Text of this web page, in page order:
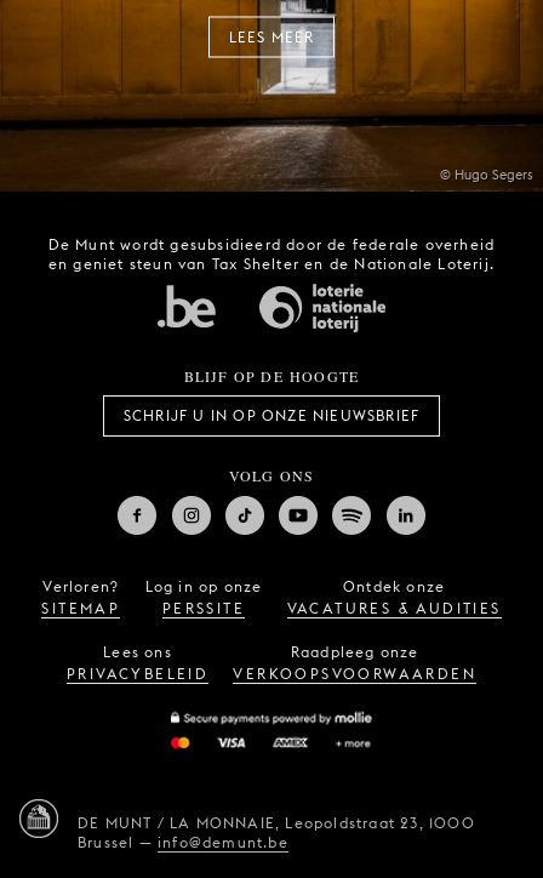
© Hugo Segers
LEES MEER
De Munt wordt gesubsidieerd door de federale overheid
en geniet steun van Tax Shelter en de Nationale Loterij.
BLIJF OP DE HOOGTE
SCHRIJF U IN OP ONZE NIEUWSBRIEF
VOLG ONS
Verloren?
SITEMAP
Log in op onze
PERSSITE
Ontdek onze
VACATURES & AUDITIES
Lees ons
PRIVACYBELEID
Raadpleeg onze
VERKOOPSVOORWAARDEN
DE MUNT / LA MONNAIE, Leopoldstraat 23, 1000
Brussel —info@demunt.be